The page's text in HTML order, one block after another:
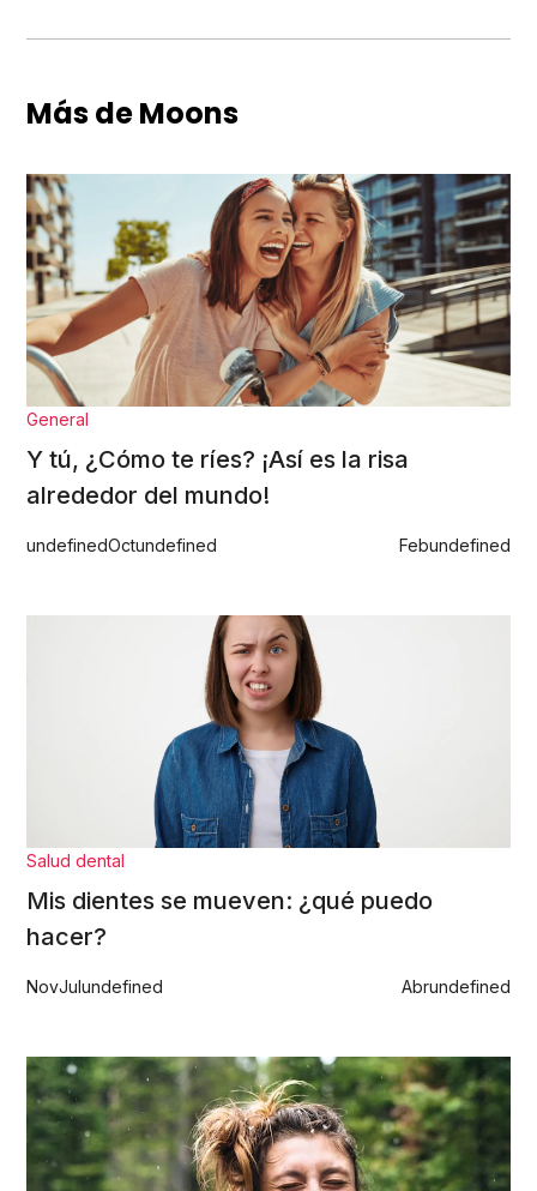
Más de Moons
General
Y tú, ¿Cómo te ríes? ¡Así es la risa
alrededor del mundo!
undefinedOctundefined Febundefined
Salud dental
Mis dientes se mueven: ¿qué puedo
hacer?
NovJulundefined Abrundefined